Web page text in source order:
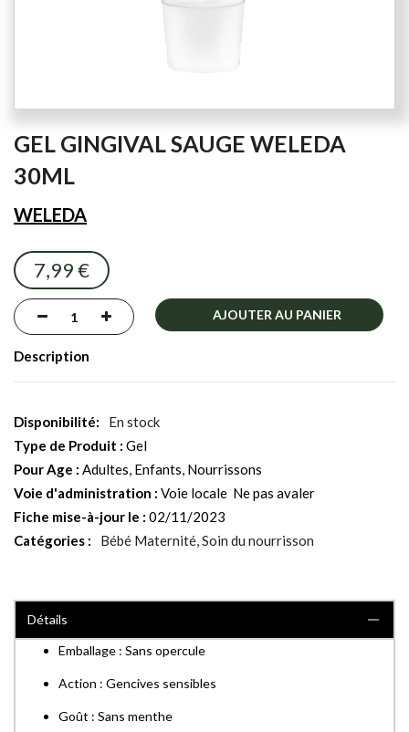
to
beginning
of
the
images
gallery
GEL GINGIVAL SAUGE WELEDA
30ML
WELEDA
7,99 €
AJOUTER AU PANIER
Description
En stock
Type de Produit : Gel
Pour Age : Adultes, Enfants, Nourrissons
Voie d'administration : Voie locale  Ne pas avaler
Fiche mise-à-jour le : 02/11/2023
Catégories :
Bébé Maternité Soin du nourrisson
Détails
Emballage : Sans opercule
Action : Gencives sensibles
Goût : Sans menthe